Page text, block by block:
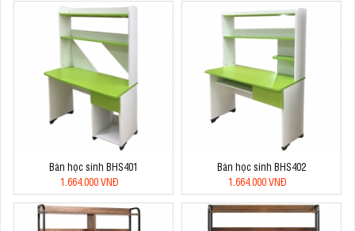
Bàn học sinh BHS401
1.664.000 VNĐ
Bàn học sinh BHS402
1.664.000 VNĐ